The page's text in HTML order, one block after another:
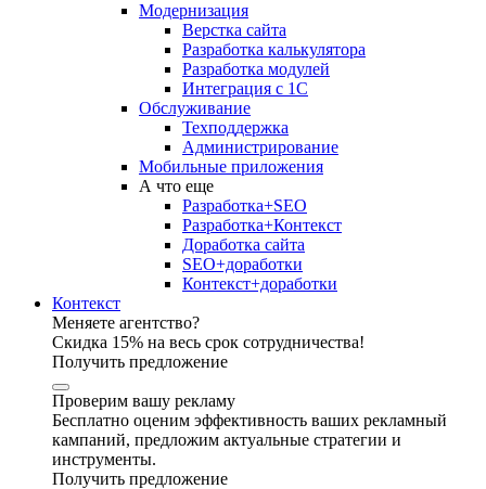
Модернизация
Верстка сайта
Разработка калькулятора
Разработка модулей
Интеграция с 1С
Обслуживание
Техподдержка
Администрирование
Мобильные приложения
А что еще
Разработка+SEO
Разработка+Контекст
Доработка сайта
SEO+доработки
Контекст+доработки
Контекст
Меняете агентство?
Скидка 15% на весь срок сотрудничества!
Получить предложение
Проверим вашу рекламу
Бесплатно оценим эффективность ваших рекламный
кампаний, предложим актуальные стратегии и
инструменты.
Получить предложение